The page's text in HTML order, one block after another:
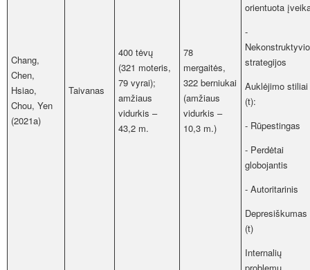
Chang,
Chen,
Hsiao,
Chou, Yen
(2021a)
Taivanas
400 tėvų
(321 moteris,
79 vyrai);
amžiaus
vidurkis –
43,2 m.
78
mergaitės,
322 berniukai
(amžiaus
vidurkis –
10,3 m.)
orientuota
-
strategijos
Auklėjimo stiliai
(t):
- Rūpestingas
- Perdėtai
globojantis
- Autoritarinis
Depresiškumas
(t)
Internalių